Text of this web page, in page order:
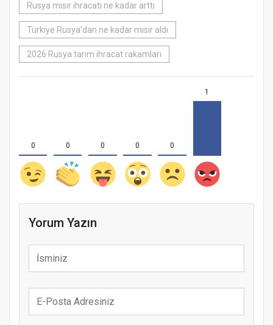
Rusya mısır ihracatı ne kadar arttı
Türkiye Rusya'dan ne kadar mısır aldı
2026 Rusya tarım ihracat rakamları
0 0 0 0 0
1
Yorum Yazın